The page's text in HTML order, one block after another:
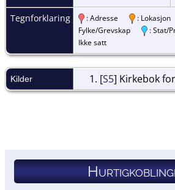
Tegnforklaring : Adresse :
Fylke/Grevskap
: Stat/
Ikke satt
Kilder [S5] Kirkebok